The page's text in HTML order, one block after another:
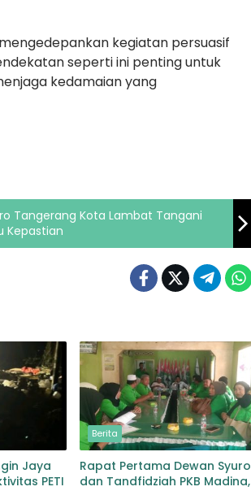
kegiatan persuasif
seperti ini penting untuk
kedamaian yang
Tangerang Kota Lambat Tangani
Kepastian
Jaya
PETI
Berita
Rapat Pertama Dewan Syuro
dan Tandfidziah PKB Madina,